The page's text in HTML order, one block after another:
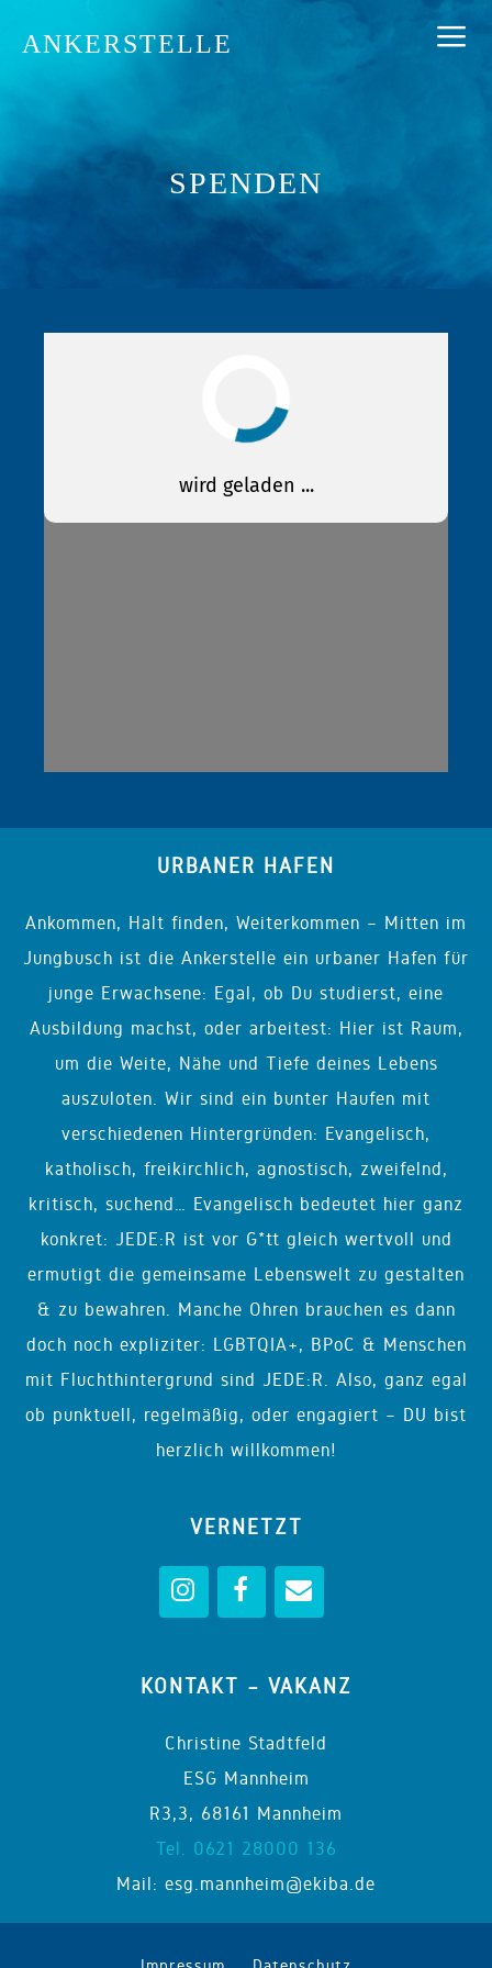
InhaltANKERSTELLE
SPENDEN
URBANER HAFEN
Ankommen, Halt finden, Weiterkommen – Mitten im
Jungbusch ist die Ankerstelle ein urbaner Hafen für
junge Erwachsene: Egal, ob Du studierst, eine
Ausbildung machst, oder arbeitest: Hier ist Raum,
um die Weite, Nähe und Tiefe deines Lebens
auszuloten. Wir sind ein bunter Haufen mit
verschiedenen Hintergründen: Evangelisch,
katholisch, freikirchlich, agnostisch, zweifelnd,
kritisch, suchend… Evangelisch bedeutet hier ganz
konkret: JEDE:R ist vor G*tt gleich wertvoll und
ermutigt die gemeinsame Lebenswelt zu gestalten
& zu bewahren. Manche Ohren brauchen es dann
doch noch expliziter: LGBTQIA+, BPoC & Menschen
mit Fluchthintergrund sind JEDE:R. Also, ganz egal
ob punktuell, regelmäßig, oder engagiert – DU bist
herzlich willkommen!
VERNETZT
KONTAKT – VAKANZ
Christine Stadtfeld
ESG Mannheim
R3,3, 68161 Mannheim
Tel. 0621 28000 136
Mail: esg.mannheim@ekiba.de